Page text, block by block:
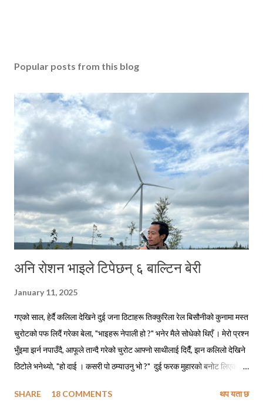
Popular posts from this blog
अनि रोशन भाइले टिपेछन् ६ बाल्टिन बेरी
January 11, 2025
गएको साल, हेर्दै कलिला देखिने दुई जना ठिटाहरू तिक्कुरिला रेल बिसौनीको कुनामा मस्त
चुरोटको पफ लिदैं गरेका बेला, "भाइहरू नेपाली हो ?" भनेर मैले सोधेको थिएँ । मेरो प्रश्न
भुँइमा झर्न नपाउँदै, आफूले तान्दै गरेको चुरोट आफ्नो साथीलाई दिदैँ, झन कलिलो देखिने
ठिटोले भनेथ्यो, "हो दाई । कसरी पो ठम्याउनु भो ?" दुई फरक मुहारको बनोट लिएका
तिमीहरू नेपाली मैं बातचित गर्दै थियौ नी त । मेरो जवाफ सुनेपछि त्यो ठिटोले कपाल
SHARE 18 COMMENTS थप यता छ